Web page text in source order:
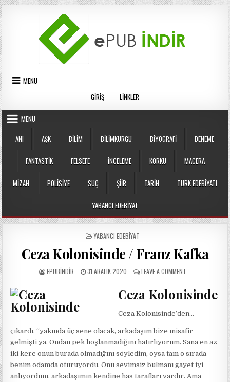
Skip
to
content
MENU
GIRIŞ
LINKLER
MENU
ANI
AŞK BILIM BILIMKURGU BIYOGRAFI DENEME
FANTASTIK FELSEFE İNCELEME KORKU MACERA
MIZAH POLISIYE SUÇ ŞIIR TARIH TÜRK EDEBIYATI
YABANCI EDEBIYAT
POSTED
YABANCI EDEBIYAT
Ceza Kolonisinde / Franz Kafka
AUTHOR:
EPUBINDIR
PUBLISHED
31 ARALIK 2020 LEAVE A COMMENTON
KOLONISINDE
/
KAFKA
Ceza Kolonisinde
Ceza Kolonisinde’den…
çıkardı, “yakında üç sene olacak, arkadaşım bize misafir
gelmişti ya. Ondan pek hoşlanmadığını hatırlıyorum. Sana en az
iki kere onun burada olmadığını söyledim, oysa tam o sırada
benim odamda oturuyordu. Onu sevimsiz bulmanı gayet iyi
anlıyordum, arkadaşımın kendine has tarafları vardır. Ama